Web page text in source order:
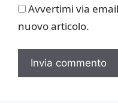
Avvertimi via
nuovo articolo.